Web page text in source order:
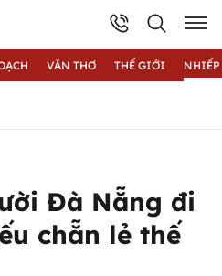
VĂN THƠ THẾ GIỚI
Đà Nẵng đi
chẵn lẻ thế